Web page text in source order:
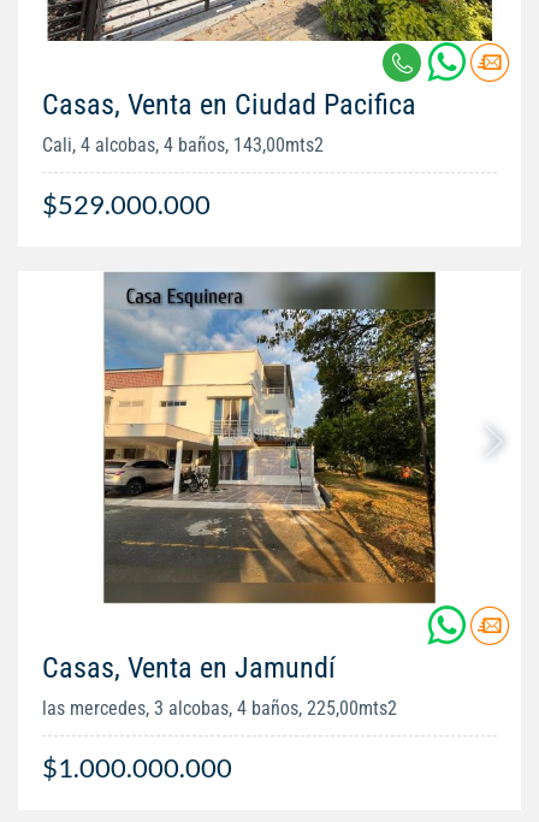
Casas, Venta en Ciudad Pacifica
Cali, 4 alcobas, 4 baños, 143,00mts2
$529.000.000
Casas, Venta en Jamundí
las mercedes, 3 alcobas, 4 baños, 225,00mts2
$1.000.000.000